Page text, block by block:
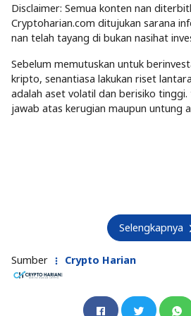
Disclaimer: Semua konten nan
Cryptoharian.com ditujukan sarana
nan telah tayang di bukan nasihat
Sebelum memutuskan untuk
kripto, senantiasa lakukan riset
adalah aset volatil dan berisiko
jawab atas kerugian maupun untung
Selengkapnya
Sumber Crypto Harian